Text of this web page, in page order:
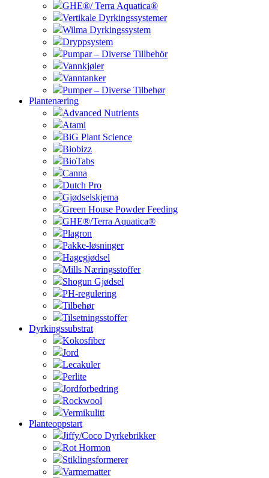
GHE®/ Terra Aquatica®
Vertikale Dyrkingssystemer
Wilma Dyrkingssystem
Dryppsystem
Pumpar – Diverse Tillbehör
Vannkjøler
Vanntanker
Pumper – Diverse Tilbehør
Plantenæring
Advanced Nutrients
Atami
BiG Plant Science
Biobizz
BioTabs
Canna
Dutch Pro
Gjødselskjema
Green House Powder Feeding
GHE®/Terra Aquatica®
Plagron
Pakke-løsninger
Hagegjødsel
Mills Næringsstoffer
Shogun Gjødsel
PH-regulering
Tilbehør
Tilsetningsstoffer
Dyrkingssubstrat
Kokosfiber
Jord
Lecakuler
Perlite
Jordforbedring
Rockwool
Vermikulitt
Planteoppstart
Jiffy/Coco Dyrkebrikker
Rot Hormon
Stiklingsformerer
Varmematter